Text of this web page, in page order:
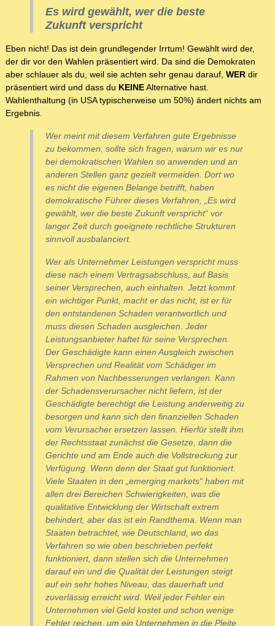
Es wird gewählt, wer die beste
Zukunft verspricht
Eben nicht! Das ist dein grundlegender Irrtum! Gewählt wird der,
der dir vor den Wahlen präsentiert wird. Da sind die Demokraten
aber schlauer als du, weil sie achten sehr genau darauf, WER dir
präsentiert wird und dass du KEINEAlternative hast.
Wahlenthaltung (in USA typischerweise um 50%) ändert nichts am
Ergebnis.
Wer meint mit diesem Verfahren gute Ergebnisse
zu bekommen, sollte sich fragen, warum wir es nur
bei demokratischen Wahlen so anwenden und an
anderen Stellen ganz gezielt vermeiden. Dort wo
es nicht die eigenen Belange betrifft, haben
demokratische Führer dieses Verfahren, „Es wird
gewählt, wer die beste Zukunft verspricht“ vor
langer Zeit durch geeignete rechtliche Strukturen
sinnvoll ausbalanciert.
Wer als Unternehmer Leistungen verspricht muss
diese nach einem Vertragsabschluss, auf Basis
seiner Versprechen, auch einhalten. Jetzt kommt
ein wichtiger Punkt, macht er das nicht, ist er für
den entstandenen Schaden verantwortlich und
muss diesen Schaden ausgleichen. Jeder
Leistungsanbieter haftet für seine Versprechen.
Der Geschädigte kann einen Ausgleich zwischen
Versprechen und Realität vom Schädiger im
Rahmen von Nachbesserungen verlangen. Kann
der Schadensverursacher nicht liefern, ist der
Geschädigte berechtigt die Leistung anderweitig zu
besorgen und kann sich den finanziellen Schaden
vom Verursacher ersetzen lassen. Hierfür stellt ihm
der Rechtsstaat zunächst die Gesetze, dann die
Gerichte und am Ende auch die Vollstreckung zur
Verfügung. Wenn denn der Staat gut funktioniert.
Viele Staaten in den „emerging markets“ haben mit
allen drei Bereichen Schwierigkeiten, was die
qualitative Entwicklung der Wirtschaft extrem
behindert, aber das ist ein Randthema. Wenn man
Staaten betrachtet, wie Deutschland, wo das
Verfahren so wie oben beschrieben perfekt
funktioniert, dann stellen sich die Unternehmen
darauf ein und die Qualität der Leistungen steigt
auf ein sehr hohes Niveau, das dauerhaft und
zuverlässig erreicht wird. Weil jeder Fehler ein
Unternehmen viel Geld kostet und schon wenige
Fehler reichen, um ein Unternehmen in die Pleite